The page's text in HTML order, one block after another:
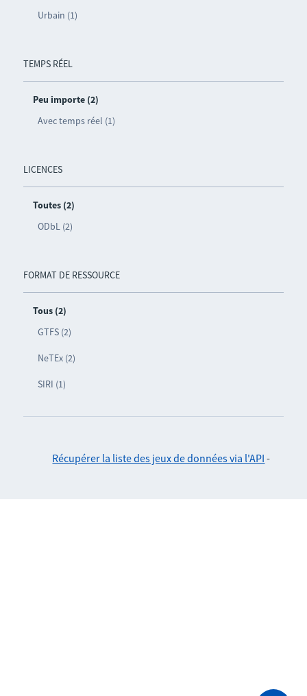
Urbain (1)
TEMPS RÉEL
Peu importe (2)
Avec temps réel (1)
LICENCES
Toutes (2)
ODbL (2)
FORMAT DE RESSOURCE
Tous (2)
GTFS (2)
NeTEx (2)
SIRI (1)
Récupérer la liste des jeux de données via l'API -